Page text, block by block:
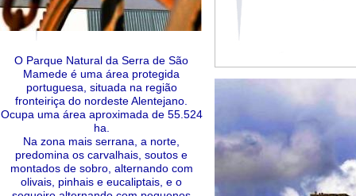
O Parque Natural da Serra de São
Mamede é uma área protegida
portuguesa, situada na região
fronteiriça do nordeste Alentejano.
Ocupa uma área aproximada de 55.524
ha.
Na zona mais serrana, a norte,
predomina os carvalhais, soutos e
montados de sobro, alternando com
olivais, pinhais e eucaliptais, e o